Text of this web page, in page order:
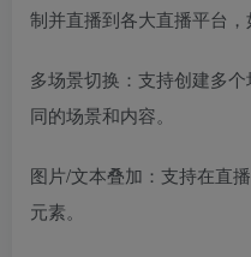
制并直播到各大直播平台，
多场景切换：支持创建多
同的场景和内容。
图片/文本叠加：支持在直
元素。